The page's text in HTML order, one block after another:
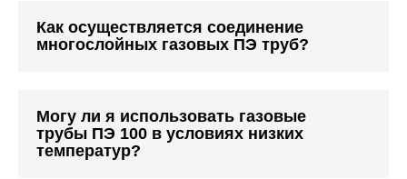
Как осуществляется соединение
многослойных газовых ПЭ труб?
Могу ли я использовать газовые
трубы ПЭ 100 в условиях низких
температур?